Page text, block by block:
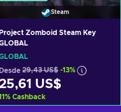
Steam
Project Zomboid Steam Key
Desde 29,43 US$ -13%
25,61 US$
% Cashback